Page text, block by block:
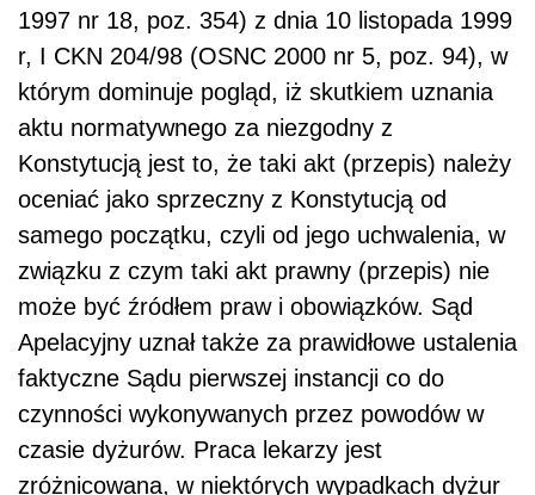
1997 nr 18, poz. 354) z dnia 10 listopada 1999
r, I CKN 204/98 (OSNC 2000 nr 5, poz. 94), w
którym dominuje pogląd, iż skutkiem uznania
aktu normatywnego za niezgodny z
Konstytucją jest to, że taki akt (przepis) należy
oceniać jako sprzeczny z Konstytucją od
samego początku, czyli od jego uchwalenia, w
związku z czym taki akt prawny (przepis) nie
może być źródłem praw i obowiązków. Sąd
Apelacyjny uznał także za prawidłowe ustalenia
faktyczne Sądu pierwszej instancji co do
czynności wykonywanych przez powodów w
czasie dyżurów. Praca lekarzy jest
zróżnicowana, w niektórych wypadkach dyżur